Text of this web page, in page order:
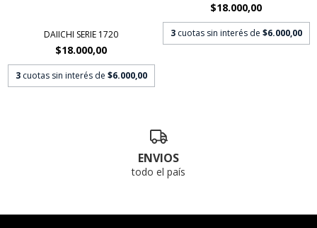
DAIICHI SERIE 1720
$18.000,00
3 cuotas sin interés de $6.000,00
$18.000,00
3 cuotas sin interés de $6.000,00
ENVIOS
todo el país